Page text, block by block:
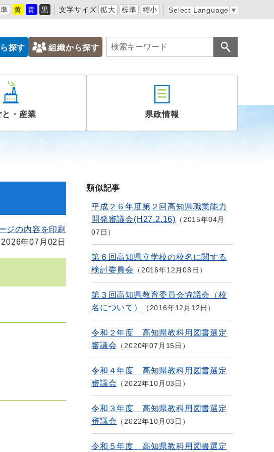
黄 青 黒 文字サイズ 拡大 標準 縮小 Select Language ▼
探す 組織から探す
と・産業 県政情報
ジの内容を印刷
年07月02日
類似記事
平成２６年度第２回高知県職業能力
開発審議会(H27.2.16)
2015年04月
07日
第６回高知県立学校の校名に関する
検討委員会
2016年12月08日
第３回高知県教育委員会協議会（校
名について）
2016年12月12日
令和２年度 高知県教科用図書選定
審議会
2020年07月15日
令和４年度 高知県教科用図書選定
審議会
2022年10月03日
令和３年度 高知県教科用図書選定
審議会
2022年10月03日
令和５年度 高知県教科用図書選定